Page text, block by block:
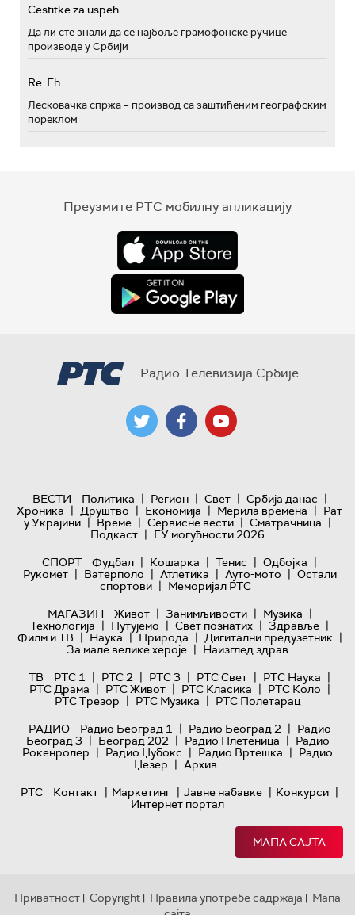
Cestitke za uspeh
Да ли сте знали да се најбоље грамофонске ручице
производе у Србији
Re: Eh...
Лесковачка спржа – производ са заштићеним географским
пореклом
Преузмите РТС мобилну апликацију
Радио Телевизија Србије
ВЕСТИ Политика | Регион | Свет | Србија данас |
Хроника | Друштво | Економија | Мерила времена | Рат
у Украјини | Време | Сервисне вести | Сматрачница |
Подкаст | ЕУ могућности 2026
СПОРТ
Фудбал | Кошарка | Тенис | Одбојка |
Рукомет | Ватерполо | Атлетика | Ауто-мото | Остали
спортови | Меморијал РТС
МАГАЗИН
Живот | Занимљивости | Музика |
Технологијa | Путујемо | Свет познатих | Здравље |
Филм и ТВ | Наука | Природа | Дигитални предузетник |
За мале велике хероје | Наизглед здрав
ТВ
РТС 1 | РТС 2 | РТС 3 | РТС Свет | РТС Наука |
РТС Драма | РТС Живот | РТС Класика | РТС Коло |
РТС Трезор | РТС Музика | РТС Полетарац
РАДИО
Радио Београд 1 | Радио Београд 2 | Радио
Београд 3 | Београд 202 | Радио Плетеница | Радио
Рокенролер | Радио Џубокс | Радио Вртешка | Радио
Џезер | Архив
РТС
Контакт | Маркетинг | Јавне набавке | Конкурси |
Интернет портал
МАПА САЈТА
Приватност | Copyright | Правила употребе садржаја | Мапа